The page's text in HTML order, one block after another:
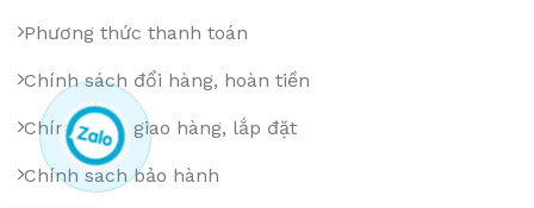
Phương thức thanh toán
Chính sách đổi hàng, hoàn tiền
Chính sách giao hàng, lắp đặt
Chính sách bảo hành